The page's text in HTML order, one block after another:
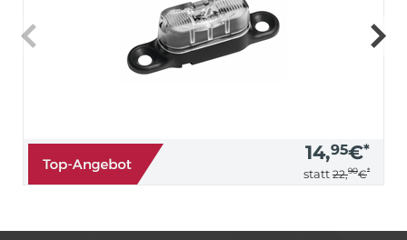
14,95€*
statt 22,90€*